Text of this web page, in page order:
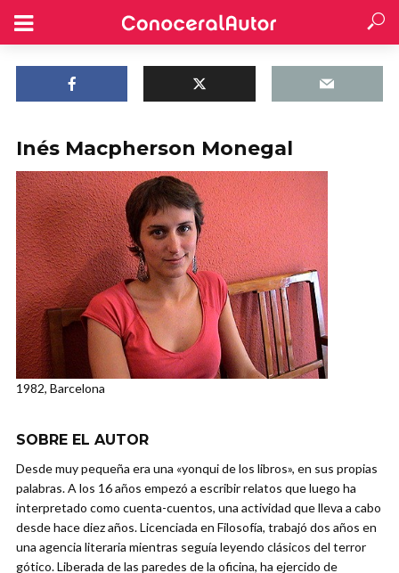
Inés Macpherson Monegal
1982, Barcelona
SOBRE EL AUTOR
Desde muy pequeña era una «yonqui de los libros», en sus propias
palabras. A los 16 años empezó a escribir relatos que luego ha
interpretado como cuenta-cuentos, una actividad que lleva a cabo
desde hace diez años. Licenciada en Filosofía, trabajó dos años en
una agencia literaria mientras seguía leyendo clásicos del terror
gótico. Liberada de las paredes de la oficina, ha ejercido de